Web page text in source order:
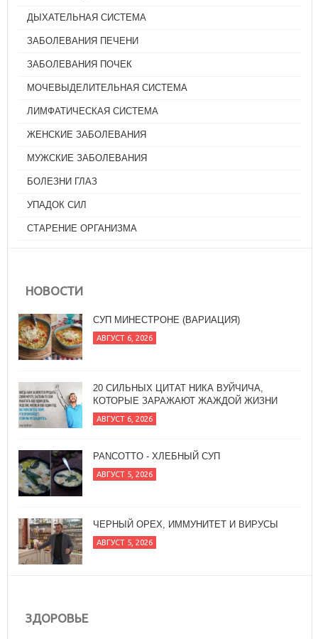
ДЫХАТЕЛЬНАЯ СИСТЕМА
ЗАБОЛЕВАНИЯ ПЕЧЕНИ
ЗАБОЛЕВАНИЯ ПОЧЕК
МОЧЕВЫДЕЛИТЕЛЬНАЯ СИСТЕМА
ЛИМФАТИЧЕСКАЯ СИСТЕМА
ЖЕНСКИЕ ЗАБОЛЕВАНИЯ
МУЖСКИЕ ЗАБОЛЕВАНИЯ
БОЛЕЗНИ ГЛАЗ
УПАДОК СИЛ
СТАРЕНИЕ ОРГАНИЗМА
НОВОСТИ
СУП МИНЕСТРОНЕ (ВАРИАЦИЯ)
АВГУСТ 6, 2026
20 СИЛЬНЫХ ЦИТАТ НИКА ВУЙЧИЧА,
КОТОРЫЕ ЗАРАЖАЮТ ЖАЖДОЙ ЖИЗНИ
АВГУСТ 6, 2026
PANCOTTO - ХЛЕБНЫЙ СУП
АВГУСТ 5, 2026
ЧЕРНЫЙ ОРЕХ, ИММУНИТЕТ И ВИРУСЫ
АВГУСТ 5, 2026
ЗДОРОВЬЕ